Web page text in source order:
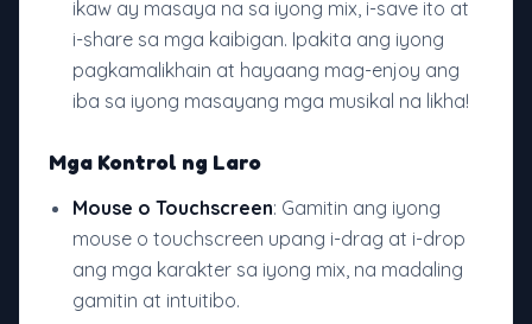
ikaw ay masaya na sa iyong mix, i-save ito at
i-share sa mga kaibigan. Ipakita ang iyong
pagkamalikhain at hayaang mag-enjoy ang
iba sa iyong masayang mga musikal na likha!
Mga Kontrol ng Laro
Mouse o Touchscreen: Gamitin ang iyong
mouse o touchscreen upang i-drag at i-drop
ang mga karakter sa iyong mix, na madaling
gamitin at intuitibo.